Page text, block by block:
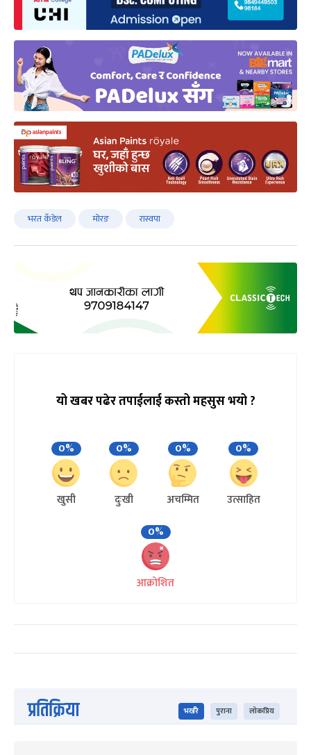
भरत कँडेल मोरङ रास्वपा
यो खबर पढेर तपाईलाई कस्तो महसुस भयो ?
0%
खुसी
0%
दुःखी
0%
अचम्मित
0%
उत्साहित
0%
आक्रोशित
प्रतिक्रिया भर्खरै पुराना लोकप्रिय